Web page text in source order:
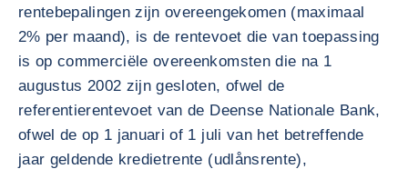
rentebepalingen zijn overeengekomen (maximaal
2% per maand), is de rentevoet die van toepassing
is op commerciële overeenkomsten die na 1
augustus 2002 zijn gesloten, ofwel de
referentierentevoet van de Deense Nationale Bank,
ofwel de op 1 januari of 1 juli van het betreffende
jaar geldende kredietrente (udlånsrente),